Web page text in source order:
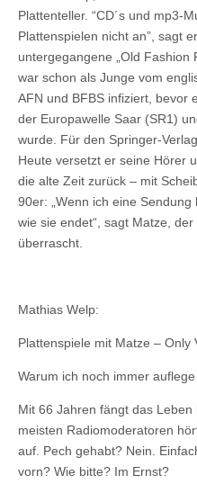
Plattenteller. “CD´s und mp3-
Plattenspielen nicht an”, sagt
untergegangene „Old Fashion
war schon als Junge vom
AFN und BFBS infiziert, bevor
der Europawelle Saar (SR1)
wurde. Für den Springer-
Heute versetzt er seine Hörer
die alte Zeit zurück – mit
90er: „Wenn ich eine
wie sie endet“, sagt Matze,
überrascht.
Mathias Welp:
Plattenspiele mit Matze – Only
Warum ich noch immer
Mit 66 Jahren fängt das
meisten Radiomoderatoren
auf. Pech gehabt? Nein.
vorn? Wie bitte? Im Ernst?